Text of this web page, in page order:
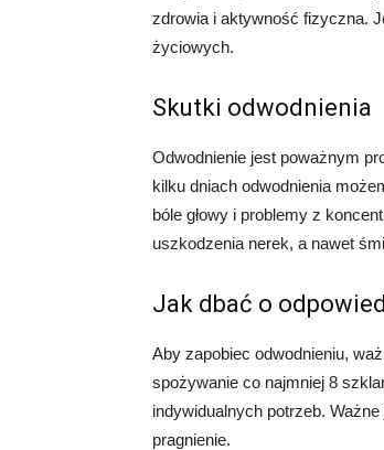
zdrowia i aktywność fizyczna.
życiowych.
Skutki odwodnienia
Odwodnienie jest poważnym
kilku dniach odwodnienia
bóle głowy i problemy z
uszkodzenia nerek, a nawet
Jak dbać o
Aby zapobiec odwodnieniu,
spożywanie co najmniej 8
indywidualnych potrzeb.
pragnienie.